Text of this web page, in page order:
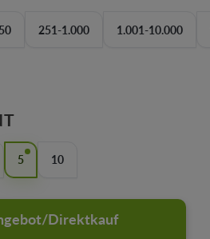
251-1.000 1.001-10.000
ist zurzeit nicht verfügbar.)
5 10
Direktkauf